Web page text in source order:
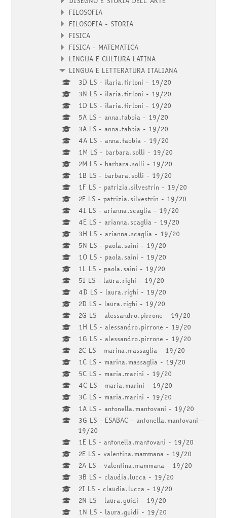
FILOSOFIA
FILOSOFIA - STORIA
FISICA
FISICA - MATEMATICA
LINGUA E CULTURA LATINA
LINGUA E LETTERATURA ITALIANA
3D LS - ilaria.tirloni - 19/20
3N LS - ilaria.tirloni - 19/20
1D LS - ilaria.tirloni - 19/20
5A LS - anna.tabbia - 19/20
3A LS - anna.tabbia - 19/20
4A LS - anna.tabbia - 19/20
1M LS - barbara.solli - 19/20
2M LS - barbara.solli - 19/20
1B LS - barbara.solli - 19/20
1F LS - patrizia.silvestrin - 19/20
2F LS - patrizia.silvestrin - 19/20
4I LS - arianna.scaglia - 19/20
4E LS - arianna.scaglia - 19/20
3H LS - arianna.scaglia - 19/20
5N LS - paola.saini - 19/20
1O LS - paola.saini - 19/20
1L LS - paola.saini - 19/20
5I LS - laura.righi - 19/20
4D LS - laura.righi - 19/20
2D LS - laura.righi - 19/20
2G LS - alessandro.pirrone - 19/20
1H LS - alessandro.pirrone - 19/20
1G LS - alessandro.pirrone - 19/20
2C LS - marina.massaglia - 19/20
1C LS - marina.massaglia - 19/20
5C LS - maria.marini - 19/20
4C LS - maria.marini - 19/20
3C LS - maria.marini - 19/20
1A LS - antonella.mantovani - 19/20
3G LS - ESABAC - antonella.mantovani -
19/20
1E LS - antonella.mantovani - 19/20
2E LS - valentina.mammana - 19/20
2A LS - valentina.mammana - 19/20
3B LS - claudia.lucca - 19/20
2I LS - claudia.lucca - 19/20
2N LS - laura.guidi - 19/20
1N LS - laura.guidi - 19/20